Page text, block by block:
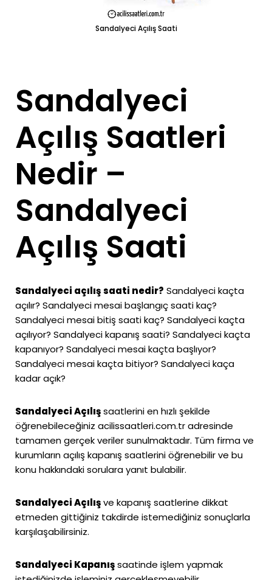
Sandalyeci Açılış Saati
Sandalyeci
Açılış Saatleri
Nedir –
Sandalyeci
Açılış Saati
Sandalyeci açılış saati nedir? Sandalyeci kaçta
açılır? Sandalyeci mesai başlangıç saati kaç?
Sandalyeci mesai bitiş saati kaç? Sandalyeci kaçta
açılıyor? Sandalyeci kapanış saati? Sandalyeci kaçta
kapanıyor? Sandalyeci mesai kaçta başlıyor?
Sandalyeci mesai kaçta bitiyor? Sandalyeci kaça
kadar açık?
Sandalyeci Açılışsaatlerini en hızlı şekilde
öğrenebileceğiniz acilissaatleri.com.tradresinde
tamamen gerçek veriler sunulmaktadır. Tüm firma ve
kurumların açılış kapanış saatlerini öğrenebilir ve bu
konu hakkındaki sorulara yanıt bulabilir.
Sandalyeci Açılışve kapanış saatlerine dikkat
etmeden gittiğiniz takdirde istemediğiniz sonuçlarla
karşılaşabilirsiniz.
Sandalyeci Kapanışsaatinde işlem yapmak